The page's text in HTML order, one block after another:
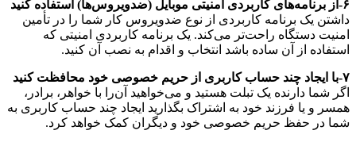
۶-از برنامه‌های کاربردی امنیتی موبایل (ضدویروس‌ها) استفاده کنید
داشتن یک برنامه کاربردی از نوع ضدویروس کار شما را در تأمین
امنیت دستگاه راحت‌تر می‌کند. یک برنامه کاربردی امنیتی که
استفاده از آن ساده باشد انتخاب و اقدام به نصب آن کنید.
۷-با ایجاد چند حساب کاربری از حریم خصوصی خود محافظت کنید
اگر شما دارنده یک تبلت هستید و می‌خواهید آن‌را با خواهر، برادر،
همسر و یا فرزند خود به اشتراک بگذارید ایجاد چند حساب کاربری به
شما در حفظ حریم خصوصی خود و دیگران کمک خواهد کرد.